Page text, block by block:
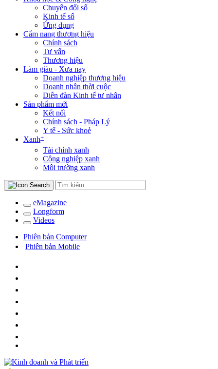
Chuyển đổi số
Kinh tế số
Ứng dụng
Cẩm nang thương hiệu
Chính sách
Tư vấn
Thương hiệu
Làm giàu - Xưa nay
Doanh nghiệp thương hiệu
Doanh nhân thời cuộc
Diễn đàn Kinh tế tư nhân
Sản phẩm mới
Kết nối
Chính sách - Pháp Lý
Y tế - Sức khoẻ
Xanh+
Tài chính xanh
Công nghiệp xanh
Môi trường xanh
eMagazine
Longform
Videos
Phiên bản Computer
Phiên bản Mobile